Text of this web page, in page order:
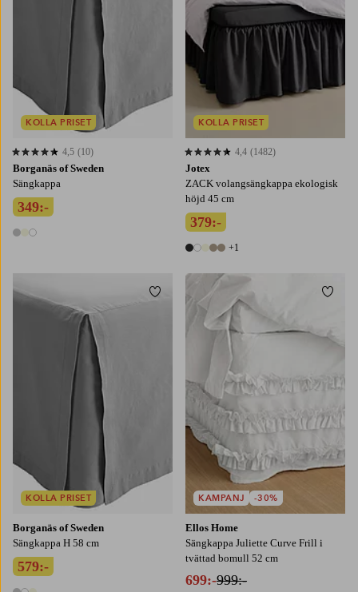
Borganäs of Sweden
Sängkappa
349:-
3 färger
4,5 baserat på 10 st betyg
4,5 (10)
KOLLA PRISET
Jotex
ZACK volangsängkappa ekologisk
höjd 45 cm
379:-
6 färger
+1
4,4 baserat på 1482 st betyg
4,4 (1482)
KOLLA PRISET
Borganäs of Sweden
Sängkappa H 58 cm
579:-
KOLLA PRISET
Lägg till i favoriter
Ellos Home
Sängkappa Juliette Curve Frill i
tvättad bomull 52 cm
699:-999:-
KAMPANJ -30%
90X200 120X200